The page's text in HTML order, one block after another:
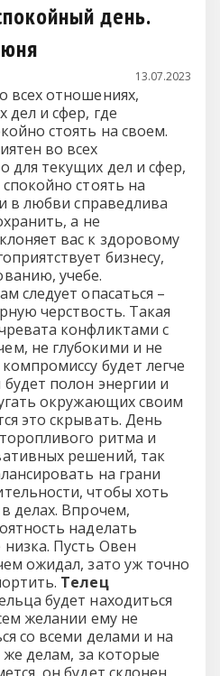
день.
13.07.2023
всех отношениях,
дел и сфер, где
стоять на своем.
во всех
для текущих дел и сфер,
стоять на
в любви справедлива
а не
вас к здоровому
бизнесу,
учебе.
следует опасаться –
черствость. Такая
конфликтами с
не глубокими и не
будет легче
полон энергии и
окружающих своим
это скрывать. День
ритма и
решений, так
на грани
чтобы хоть
делах. Впрочем,
наделать
Пусть Овен
ожидал, зато уж точно
Телец
будет находиться
желании ему не
со всеми делами и на
делам, за которые